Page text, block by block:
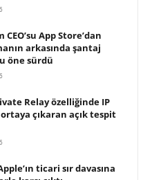
CEO’su App Store’dan
arkasında şantaj
öne sürdü
Relay özelliğinde IP
çıkaran açık tespit
ticari sır davasına